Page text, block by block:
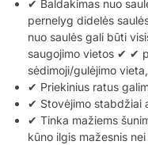
✔ Baldakimas nuo
pernelyg didelės
nuo saulės gali būti
saugojimo vietos ✔ ✔
sėdimoji/gulėjimo
✔ Priekinius ratus
✔ Stovėjimo stabdžiai
✔ Tinka mažiems
kūno ilgis mažesnis